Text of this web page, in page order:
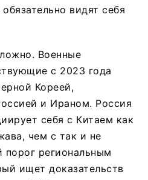
видят себя
Военные
с 2023 года
Кореей,
и Ираном. Россия
себя с Китаем как
чем с так и не
региональным
ищет доказательств